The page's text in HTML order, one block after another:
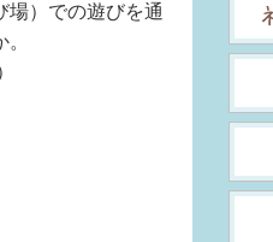
場）での遊びを通
）